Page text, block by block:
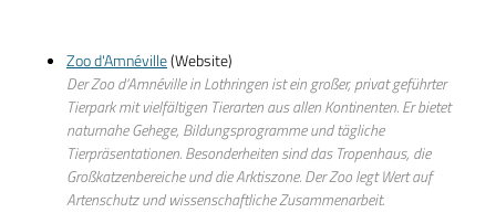
Zoo d'Amnéville(Website)
Der Zoo d’Amnéville in Lothringen ist ein großer, privat geführter
Tierpark mit vielfältigen Tierarten aus allen Kontinenten. Er bietet
naturnahe Gehege, Bildungsprogramme und tägliche
Tierpräsentationen. Besonderheiten sind das Tropenhaus, die
Großkatzenbereiche und die Arktiszone. Der Zoo legt Wert auf
Artenschutz und wissenschaftliche Zusammenarbeit.